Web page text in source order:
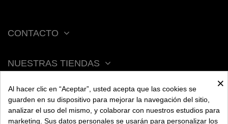
CONTACTO
NUESTRAS TIENDAS
ACERCA DE BENGALA
×
Al hacer clic en “Aceptar”, usted acepta que las cookies se
guarden en su dispositivo para mejorar la navegación del sitio,
analizar el uso del mismo, y colaborar con nuestros estudios para
marketing. Sus datos personales se usarán para personalizar los